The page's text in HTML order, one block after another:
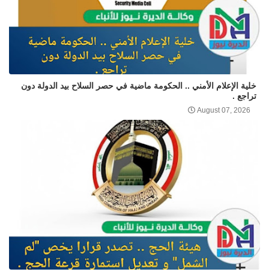
خلية الإعلام الأمني .. الحكومة ماضية في حصر السلاح بيد الدولة دون
تراجع .
August 07, 2026